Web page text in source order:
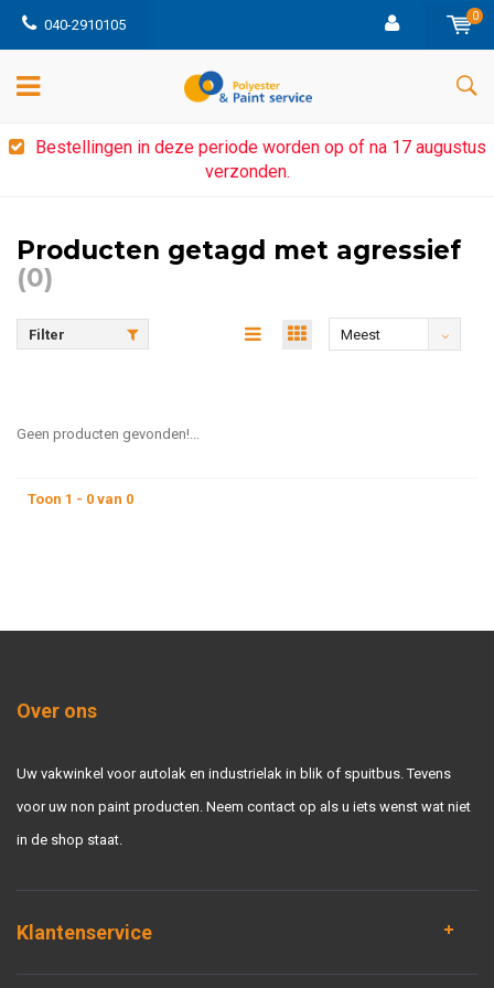
040-2910105
0
Bestellingen in deze periode worden op of na 17 augustus
verzonden.
Producten getagd met agressief
(0)
Filter
Meest
Geen producten gevonden!...
Toon 1 - 0 van 0
Over ons
Uw vakwinkel voor autolak en industrielak in blik of spuitbus. Tevens
voor uw non paint producten. Neem contact op als u iets wenst wat niet
in de shop staat.
Klantenservice